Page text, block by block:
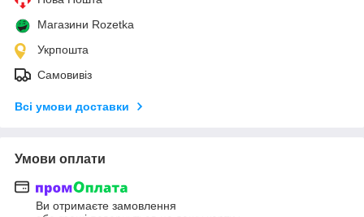
Магазини Rozetka
Укрпошта
Самовивіз
Всі умови доставки
Умови оплати
Ви отримаєте замовлення